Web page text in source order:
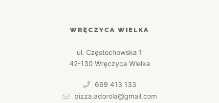
WRĘCZYCA WIELKA
ul. Częstochowska 1
42-130 Wręczyca Wielka
669 413 133
pizza.adorola@gmail.com